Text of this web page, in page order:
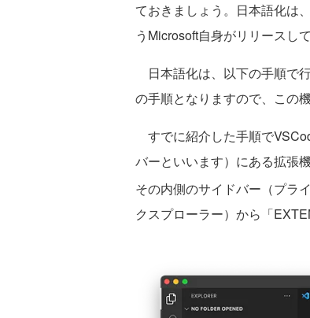
ておきましょう。日本語化は
うMicrosoft自身がリリースし
日本語化は、以下の手順で
の手順となりますので、この
すでに紹介した手順で
バーといいます）にある拡張
その内側のサイドバー（プラ
クスプローラー）から「